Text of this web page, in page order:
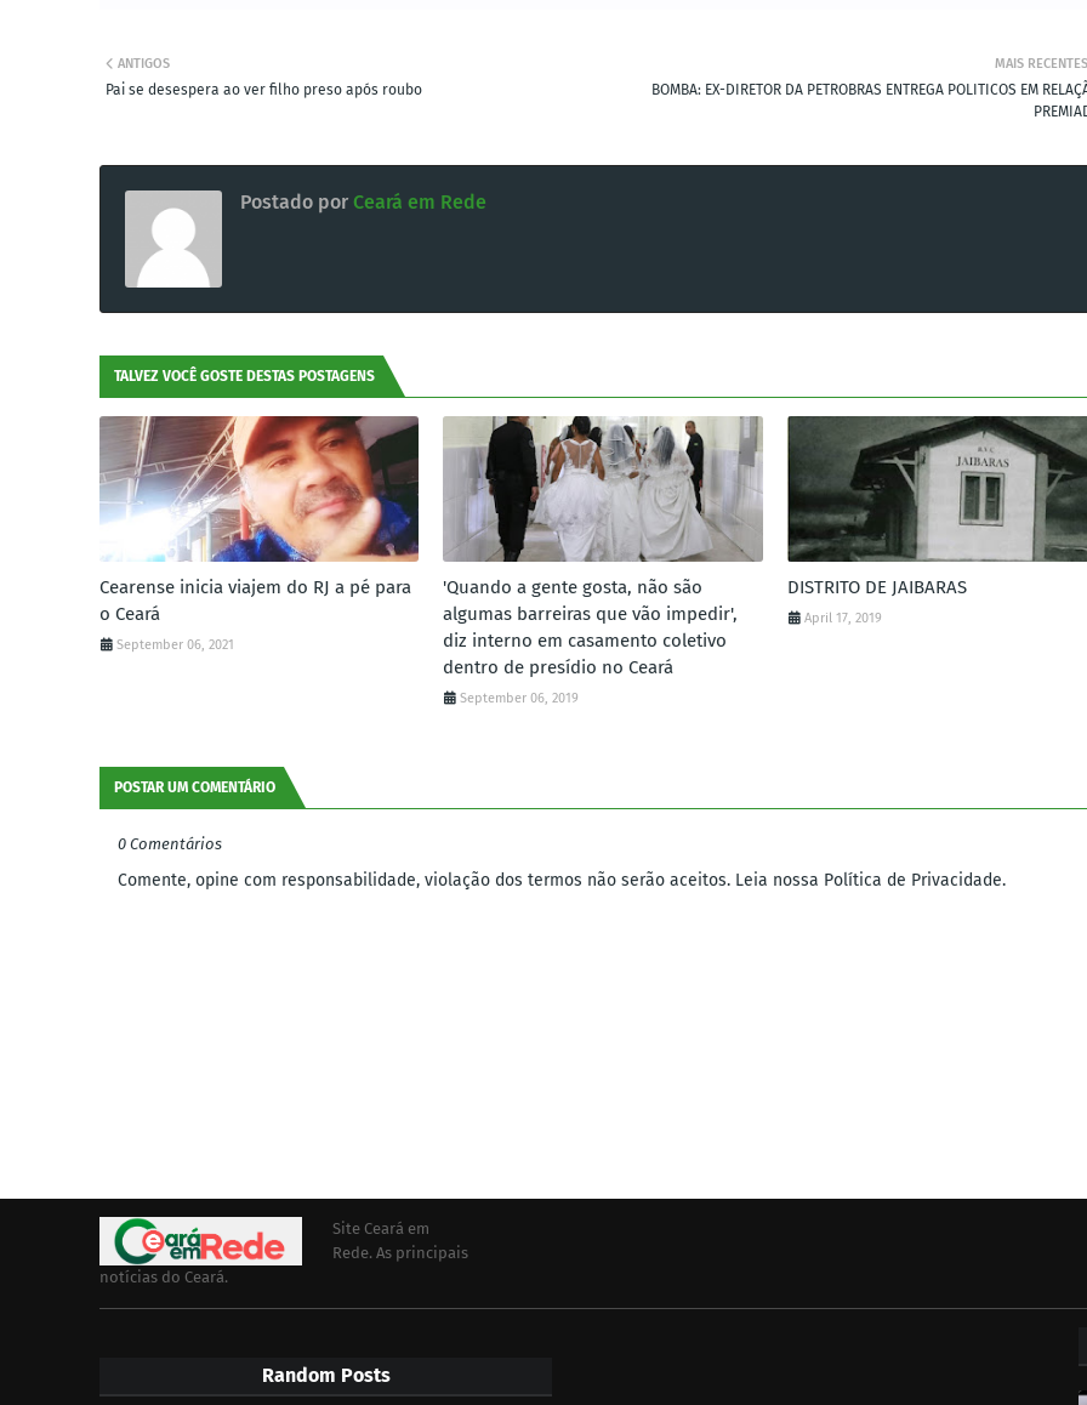
MAIS RECENTES
BOMBA: EX-DIRETOR DA PETROBRAS ENTREGA POLITICOS EM
ANTIGOS
Pai se desespera ao ver filho preso após roubo
Postado por Ceará em Rede
TALVEZ VOCÊ GOSTE DESTAS POSTAGENS
Cearense inicia viajem do RJ a pé para
o Ceará
September 06, 2021
'Quando a gente gosta, não são
algumas barreiras que vão impedir',
diz interno em casamento coletivo
dentro de presídio no Ceará
September 06, 2019
DISTRITO DE JAIBARAS
April 17, 2019
POSTAR UM COMENTÁRIO
0 Comentários
Comente, opine com responsabilidade, violação dos termos não serão aceitos. Leia nossa Política de Privacidade.
Site Ceará em
Rede. As principais
notícias do Ceará.
Random Posts